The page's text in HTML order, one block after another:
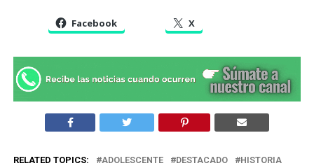
Facebook X
RELATED TOPICS: ADOLESCENTE DESTACADO
HISTORIA